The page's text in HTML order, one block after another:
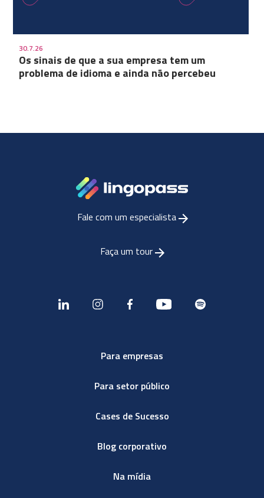
30.7.26
Os sinais de que a sua empresa tem um
problema de idioma e ainda não percebeu
Fale com um especialista
Faça um tour
Para empresas
Para setor público
Cases de Sucesso
Blog corporativo
Na mídia